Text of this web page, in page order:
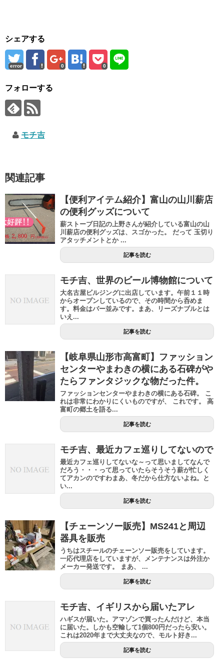
シェアする
error 0 0
フォローする
モチ吉
関連記事
【便利アイテム紹介】富山の山川薪店
の便利グッズについて
薪ストーブ日記の上野さんが紹介している富山の山
川薪店の便利グッズは、スゴかった。 だって 玉切り
アタッチメントとか ...
記事を読む
モチ吉、世界のビール博物館について
大名古屋ビルジングに出店しています。午前１１時
からオープンしているので、その時間から呑めま
す。料金はバー並みです。まあ、リーズナブルとは
いえ...
記事を読む
【岐阜県山形市高富町】ファッション
センターやまわきの横にある石碑がや
たらファンタジックな物だった件。
ファッションセンターやまわきの横にある石碑。 こ
れは非常にわかりにくいものですが、 これです。 高
富町の郷土を語る...
記事を読む
モチ吉、最近カフェ巡りしてないので
最近カフェ巡りしてないな～って思いましてなんで
だろう・・・って思っていたらそうそう薪が忙しく
てアカンのですわまあ、冬だから仕方ないよね。と
い...
記事を読む
【チェーンソー販売】MS241と周辺
器具を販売
うちはスチールのチェーンソー販売をしています。
一応代理店をしていますが、メンテナンスは外注か
メーカー発送です。 まあ、 ...
記事を読む
モチ吉、イギリスから届いたアレ
ハギスが届いた。アマゾンで買ったんだけど、本当
に届いた。しかも空輸して1個800円だったら安い。
これは2020年まで大丈夫なので、モルト好き...
記事を読む